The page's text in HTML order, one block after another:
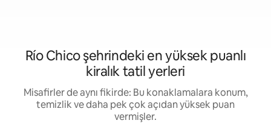
Río Chico şehrindeki en yüksek puanlı
kiralık tatil yerleri
Misafirler de aynı fikirde: Bu konaklamalara konum,
temizlik ve daha pek çok açıdan yüksek puan
vermişler.